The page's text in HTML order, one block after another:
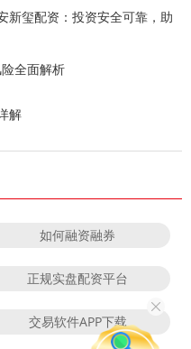
新玺配资：投资安全可靠，助
全面解析
解
如何融资融券
正规实盘配资平台
交易软件APP下载